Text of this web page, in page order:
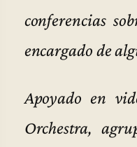
conferencias
encargado de
Apoyado en
Orchestra,